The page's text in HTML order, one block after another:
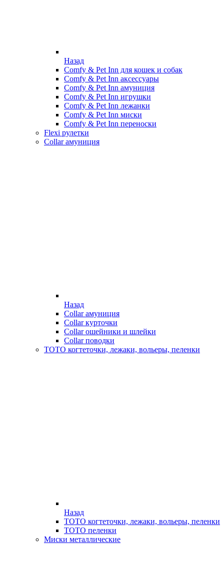
Назад
Comfy & Pet Inn для кошек и собак
Comfy & Pet Inn аксессуары
Comfy & Pet Inn амуниция
Comfy & Pet Inn игрушки
Comfy & Pet Inn лежанки
Comfy & Pet Inn миски
Comfy & Pet Inn переноски
Flexi рулетки
Collar амуниция
Назад
Collar амуниция
Collar курточки
Collar ошейники и шлейки
Collar поводки
ТОТО когтеточки, лежаки, вольеры, пеленки
Назад
ТОТО когтеточки, лежаки, вольеры, пеленки
ТОТО пеленки
Миски металлические